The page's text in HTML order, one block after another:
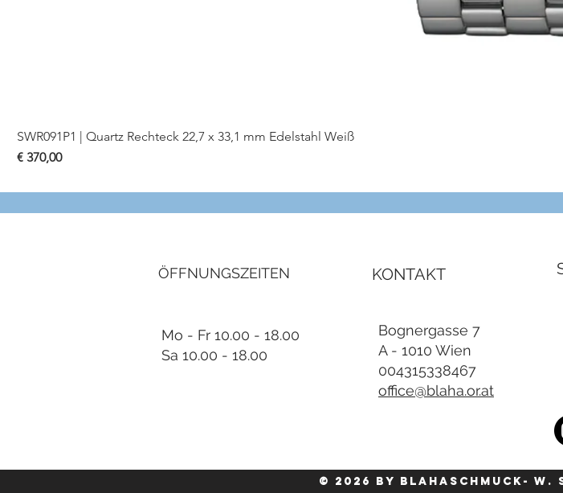
SWR091P1 | Quartz Rechteck 22,7 x 33,1 mm Edelstahl Weiß
Preis
€ 370,00
ÖFFNUNGSZEITEN
Mo - Fr 10.00 - 18.00
Sa 10.00 - 18.00
KONTAKT
Bognergasse 7
A - 1010 Wien
004315338467
office@blaha.or.at
© 2026 by blahaschmuck- W.